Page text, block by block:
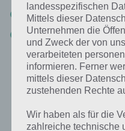
Dr. Schwago
Dr. Freud
Weitere Aufgaben
Level
Ebenfalls im gleichen Level
befinden sich “Das macht man
landesspezifischen
Mittels dieser
Unternehmen die
und Zweck der von
verarbeiteten
informieren. Ferner
mittels dieser
zustehenden Rechte
Wir haben als für die
zahlreiche technische